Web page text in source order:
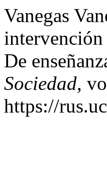
Vanegas
De
Sociedad,
https://